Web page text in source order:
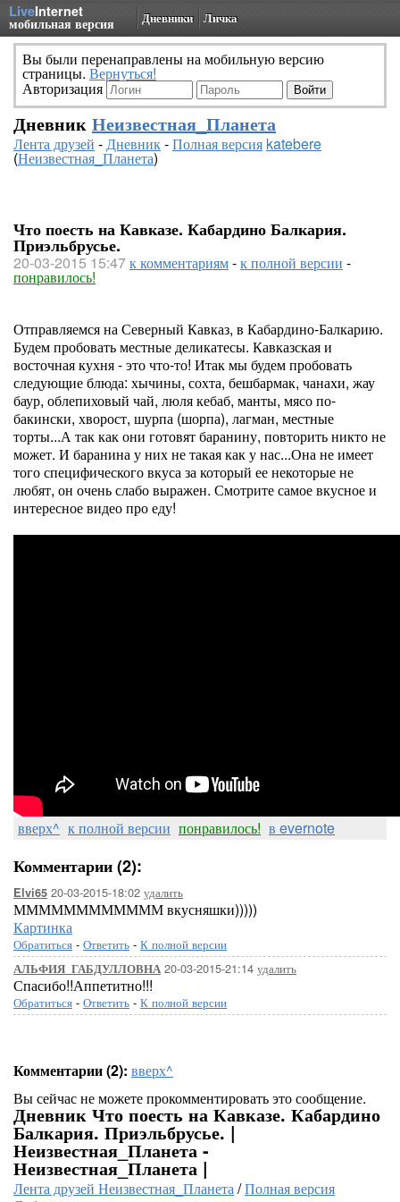
LiveInternet
мобильная версия Дневники Личка
Вы были перенаправлены на мобильную версию
страницы. Вернуться!
Авторизация
Дневник Неизвестная_Планета
Лента друзей -Дневник-Полная версия katebere
(Неизвестная_Планета)
Что поесть на Кавказе. Кабардино Балкария.
Приэльбрусье.
20-03-2015 15:47к комментариям-к полной версии -
понравилось!
Отправляемся на Северный Кавказ, в Кабардино-Балкарию.
Будем пробовать местные деликатесы. Кавказская и
восточная кухня - это что-то! Итак мы будем пробовать
следующие блюда: хычины, сохта, бешбармак, чанахи, жау
баур, облепиховый чай, люля кебаб, манты, мясо по-
бакински, хворост, шурпа (шорпа), лагман, местные
торты...А так как они готовят баранину, повторить никто не
может. И баранина у них не такая как у нас...Она не имеет
того специфического вкуса за который ее некоторые не
любят, он очень слабо выражен. Смотрите самое вкусное и
интересное видео про еду!
вверх^ к полной версии понравилось! в evernote
Комментарии (2):
Elvi65 20-03-2015-18:02 удалить
ММММММММММММ вкусняшки)))))
Картинка
Обратиться - Ответить - К полной версии
АЛЬФИЯ_ГАБДУЛЛОВНА 20-03-2015-21:14 удалить
Спасибо!!Аппетитно!!!
Обратиться - Ответить - К полной версии
Комментарии (2): вверх^
Вы сейчас не можете прокомментировать это сообщение.
Дневник Что поесть на Кавказе. Кабардино
Балкария. Приэльбрусье. |
Неизвестная_Планета -
Неизвестная_Планета |
Лента друзей Неизвестная_Планета/Полная версия